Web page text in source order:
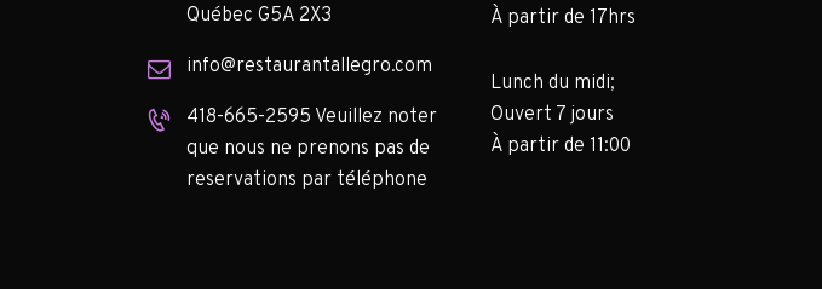
Québec G5A 2X3
info@restaurantallegro.com
418-665-2595 Veuillez noter
que nous ne prenons pas de
reservations par téléphone
À partir de 17hrs
Lunch du midi;
Ouvert 7 jours
À partir de 11:00